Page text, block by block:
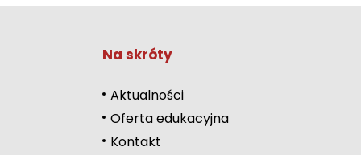
Na skróty
Aktualności
Oferta edukacyjna
Kontakt